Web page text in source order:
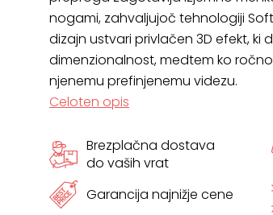
dimenzij
količina
nogami, zahvaljujoč tehnologiji
dizajn ustvari privlačen 3D efekt,
dimenzionalnost, medtem ko
njenemu prefinjenemu videzu.
Celoten opis
Brezplačna dostava
do vaših vrat
Garancija najnižje cene